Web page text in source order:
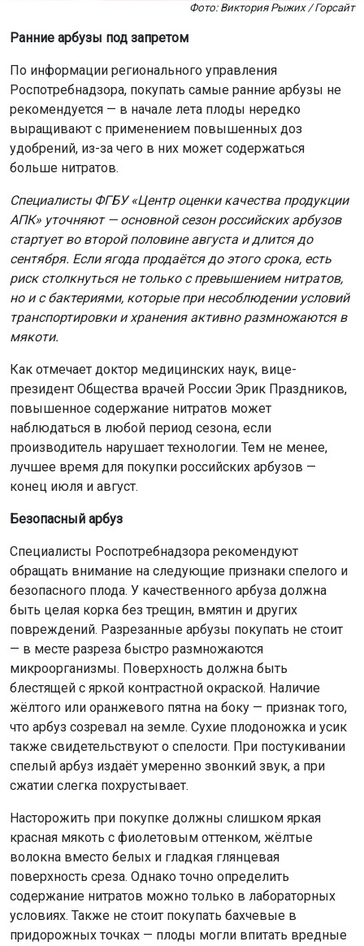
Фото: Виктория Рыжих / Горсайт
Ранние арбузы под запретом
По информации регионального управления
Роспотребнадзора, покупать самые ранние арбузы не
рекомендуется — в начале лета плоды нередко
выращивают с применением повышенных доз
удобрений, из-за чего в них может содержаться
больше нитратов.
Специалисты ФГБУ «Центр оценки качества продукции
АПК» уточняют — основной сезон российских арбузов
стартует во второй половине августа и длится до
сентября. Если ягода продаётся до этого срока, есть
риск столкнуться не только с превышением нитратов,
но и с бактериями, которые при несоблюдении условий
транспортировки и хранения активно размножаются в
мякоти.
Как отмечает доктор медицинских наук, вице-
президент Общества врачей России Эрик Праздников,
повышенное содержание нитратов может
наблюдаться в любой период сезона, если
производитель нарушает технологии. Тем не менее,
лучшее время для покупки российских арбузов —
конец июля и август.
Безопасный арбуз
Специалисты Роспотребнадзора рекомендуют
обращать внимание на следующие признаки спелого и
безопасного плода. У качественного арбуза должна
быть целая корка без трещин, вмятин и других
повреждений. Разрезанные арбузы покупать не стоит
— в месте разреза быстро размножаются
микроорганизмы. Поверхность должна быть
блестящей с яркой контрастной окраской. Наличие
жёлтого или оранжевого пятна на боку — признак того,
что арбуз созревал на земле. Сухие плодоножка и усик
также свидетельствуют о спелости. При постукивании
спелый арбуз издаёт умеренно звонкий звук, а при
сжатии слегка похрустывает.
Насторожить при покупке должны слишком яркая
красная мякоть с фиолетовым оттенком, жёлтые
волокна вместо белых и гладкая глянцевая
поверхность среза. Однако точно определить
содержание нитратов можно только в лабораторных
условиях. Также не стоит покупать бахчевые в
придорожных точках — плоды могли впитать вредные